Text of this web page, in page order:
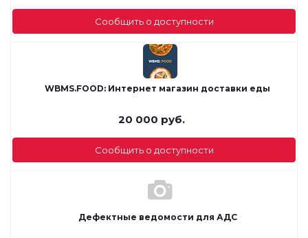
Сообщить о доступности
WBMS.FOOD: Интернет магазин доставки еды
20 000 руб.
Сообщить о доступности
Дефектные ведомости для АДС